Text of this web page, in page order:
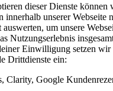
dieser Dienste
innerhalb unserer Webseite
um unsere
Nutzungserlebnis
Einwilligung setzen wir
Drittdienste ein:
Clarity, Google